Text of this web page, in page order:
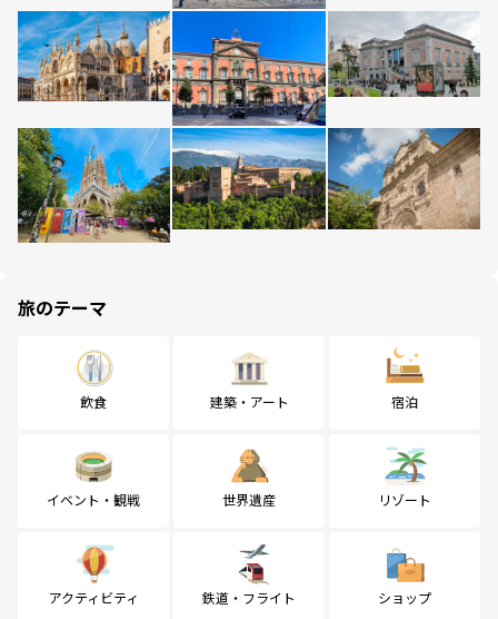
旅のテーマ
飲食 建築・アート 宿泊
イベント・観戦 世界遺産 リゾート
アクティビティ 鉄道・フライト ショップ